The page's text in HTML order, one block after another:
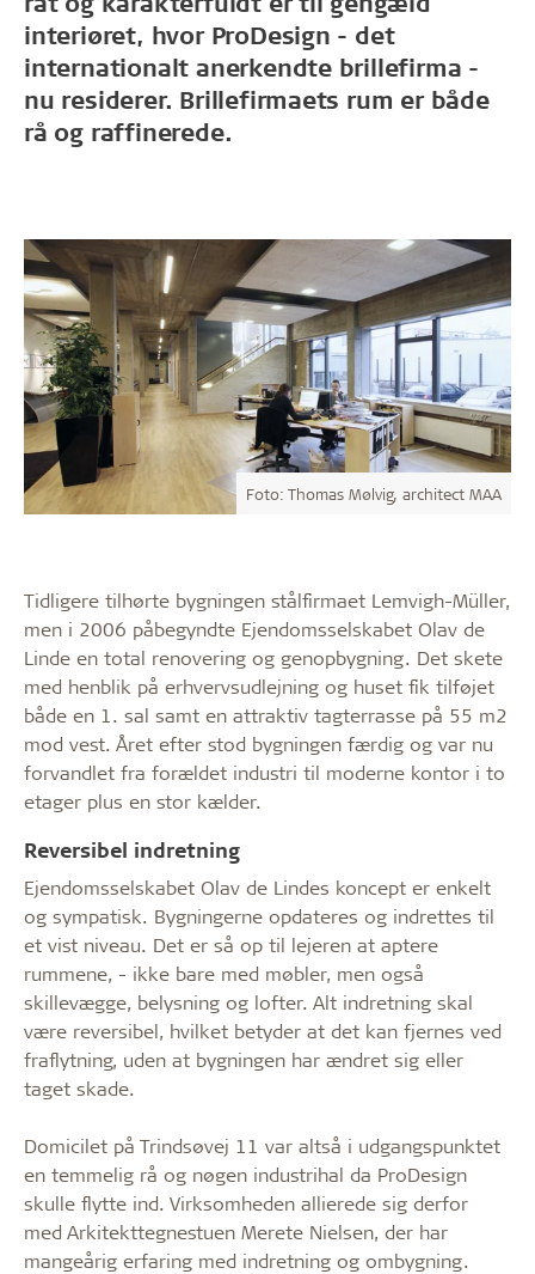
interiøret, hvor ProDesign - det
internationalt anerkendte brillefirma -
nu residerer. Brillefirmaets rum er både
rå og raffinerede.
Foto: Thomas Mølvig, architect MAA
Tidligere tilhørte bygningen stålfirmaet Lemvigh-Müller,
men i 2006 påbegyndte Ejendomsselskabet Olav de
Linde en total renovering og genopbygning. Det skete
med henblik på erhvervsudlejning og huset fik tilføjet
både en 1. sal samt en attraktiv tagterrasse på 55 m2
mod vest. Året efter stod bygningen færdig og var nu
forvandlet fra forældet industri til moderne kontor i to
etager plus en stor kælder.
Reversibel indretning
Ejendomsselskabet Olav de Lindes koncept er enkelt
og sympatisk. Bygningerne opdateres og indrettes til
et vist niveau. Det er så op til lejeren at aptere
rummene, - ikke bare med møbler, men også
skillevægge, belysning og lofter. Alt indretning skal
være reversibel, hvilket betyder at det kan fjernes ved
fraflytning, uden at bygningen har ændret sig eller
taget skade.
Domicilet på Trindsøvej 11 var altså i udgangspunktet
en temmelig rå og nøgen industrihal da ProDesign
skulle flytte ind. Virksomheden allierede sig derfor
med Arkitekttegnestuen Merete Nielsen, der har
mangeårig erfaring med indretning og ombygning.